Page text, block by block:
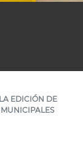
EDICIÓN DE
MUNICIPALES